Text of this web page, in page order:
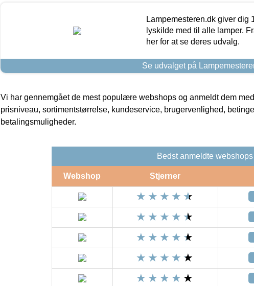
Lampemesteren.dk giver dig
lyskilde med til alle lamper.
her for at se deres udvalg.
Se udvalget på
Vi har gennemgået de mest populære webshops og anmeldt dem
prisniveau, sortimentstørrelse, kundeservice, brugervenlighed,
betalingsmuligheder.
Bedst anmeldte webshops
Webshop Stjerner